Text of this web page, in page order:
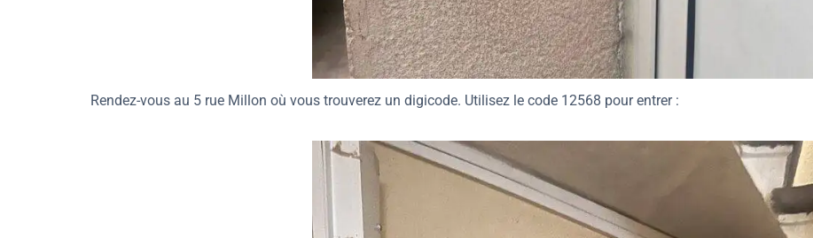
Rendez-vous au 5 rue Millon où vous trouverez un digicode. Utilisez le code 12568 pour entrer :